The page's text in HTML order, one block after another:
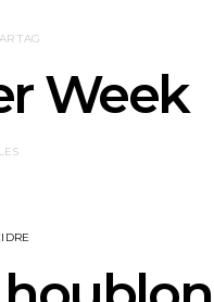
TAG
Week